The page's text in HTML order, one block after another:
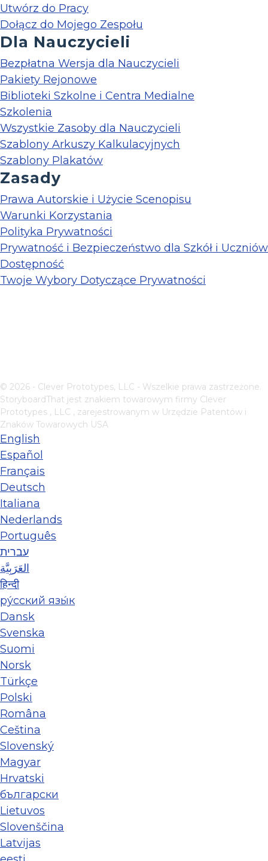
Utwórz do Pracy
Dołącz do Mojego Zespołu
Dla Nauczycieli
Bezpłatna Wersja dla Nauczycieli
Pakiety Rejonowe
Biblioteki Szkolne i Centra Medialne
Szkolenia
Wszystkie Zasoby dla Nauczycieli
Szablony Arkuszy Kalkulacyjnych
Szablony Plakatów
Zasady
Prawa Autorskie i Użycie Scenopisu
Warunki Korzystania
Polityka Prywatności
Prywatność i Bezpieczeństwo dla Szkół i Uczniów
Dostępność
Twoje Wybory Dotyczące Prywatności
© 2026 - Clever Prototypes, LLC - Wszelkie prawa zastrzeżone.
StoryboardThat jest znakiem towarowym firmy Clever
Prototypes , LLC , zarejestrowanym w Urzędzie Patentów i
Znaków Towarowych USA
English
Español
Français
Deutsch
Italiana
Nederlands
Português
עברית
العَرَبِيَّة
हिन्दी
ру́сский язы́к
Dansk
Svenska
Suomi
Norsk
Türkçe
Polski
Româna
Ceština
Slovenský
Magyar
Hrvatski
български
Lietuvos
Slovenščina
Latvijas